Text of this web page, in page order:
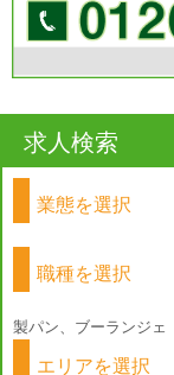
求人検索
業態を選択
職種を選択
製パン、ブーランジェ
エリアを選択